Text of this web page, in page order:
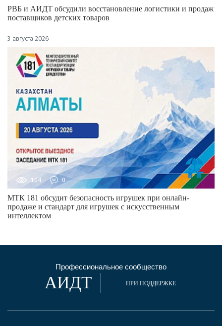
РВБ и АИДТ обсудили восстановление логистики и продаж
поставщиков детских товаров
3 августа 2026
104 0
МТК 181 обсудит безопасность игрушек при онлайн-
продаже и стандарт для игрушек с искусственным
интеллектом
Профессиональное сообщество
АИДТ ПРИ ПОДДЕРЖКЕ